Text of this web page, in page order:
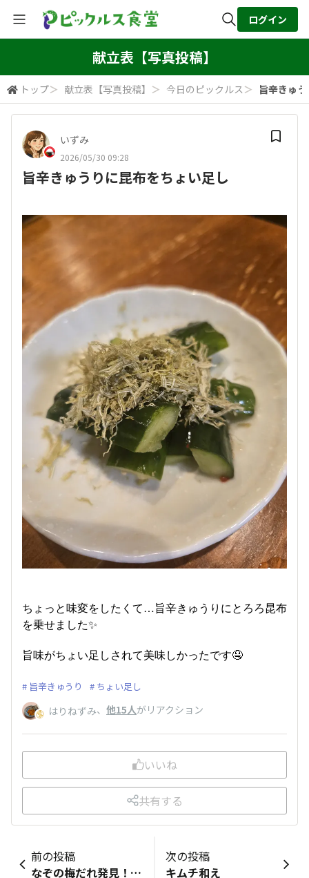
検索
ログイン
献立表【写真投稿】
トップ＞ 献立表【写真投稿】 ＞ 今日のピックルス＞ 旨辛きゅ
いずみ
2026/05/30 09:28
旨辛きゅうりに昆布をちょい足し
ちょっと味変をしたくて…旨辛きゅうりにとろろ昆布
を乗せました✨
旨味がちょい足しされて美味しかったです🤤
旨辛きゅうり ちょい足し
はりねずみ、 他15人がリアクション
いいね
共有する
前の投稿
なぞの梅だれ発見！！👀
次の投稿
キムチ和え